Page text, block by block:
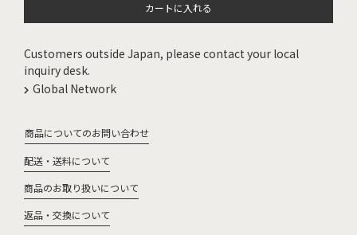
カートに入れる
Customers outside Japan, please contact your local
inquiry desk.
Global Network
商品についてのお問い合わせ
配送・送料について
商品のお取り扱いについて
返品・交換について